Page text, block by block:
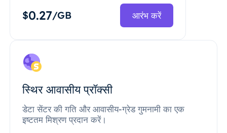
$0.27/GB आरंभ करें
स्थिर आवासीय प्रॉक्सी
डेटा सेंटर की गति और आवासीय-ग्रेड गुमनामी का एक
इष्टतम मिश्रण प्रदान करें।